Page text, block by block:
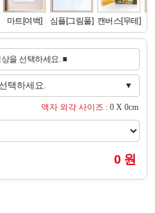
을 선택하세요. ■
선택하세요. ▼
액자 외각 사이즈 : 0 X 0cm
0 원